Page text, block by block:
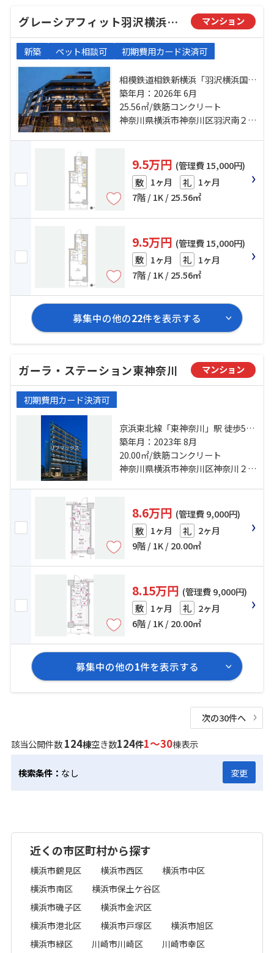
グレーシアフィット羽沢横浜国大 マンション
新築 ペット相談可 初期費用カード決済可
相模鉄道相鉄新横浜「羽沢横浜国
大」駅 徒歩3分 相鉄本線「上星川」
駅 バス6分 高山〔神奈川区〕 停歩3
分 相鉄本線「西谷」駅 バス3分 高
築年月：2026年 6月
25.56㎡/鉄筋コンクリート
神奈川県横浜市神奈川区羽沢南２丁目
9.5万円 (管理費 15,000円)
敷 1ヶ月 礼 1ヶ月
7階 / 1K / 25.56㎡
9.5万円 (管理費 15,000円)
敷 1ヶ月 礼 1ヶ月
7階 / 1K / 25.56㎡
募集中の他の22件を表示する
ガーラ・ステーション東神奈川 マンション
初期費用カード決済可
京浜東北線「東神奈川」駅 徒歩5分
京急本線「京急東神奈川」駅 徒歩4
分 東急東横線「反町」駅 徒歩14分
築年月：2023年 8月
20.00㎡/鉄筋コンクリート
神奈川県横浜市神奈川区神奈川２丁目
8.6万円 (管理費 9,000円)
敷 1ヶ月 礼 2ヶ月
9階 / 1K / 20.00㎡
8.15万円 (管理費 9,000円)
敷 1ヶ月 礼 2ヶ月
6階 / 1K / 20.00㎡
募集中の他の1件を表示する
次の30件へ
該当公開件数124棟空き数124件1～30棟表示
検索条件： なし 変更
近くの市区町村から探す
横浜市鶴見区 横浜市西区
横浜市中区
横浜市南区
横浜市保土ケ谷区
横浜市磯子区
横浜市金沢区
横浜市港北区
横浜市戸塚区
横浜市旭区
横浜市緑区
川崎市川崎区
川崎市幸区